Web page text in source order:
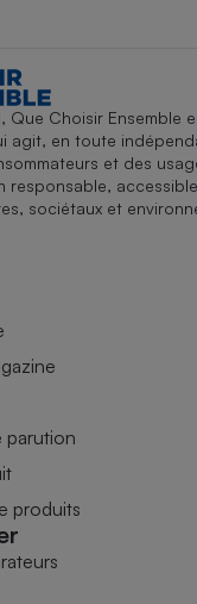
Que Choisir Ensemble
agit, en toute
et des
responsable,
sociétaux et
parution
produits